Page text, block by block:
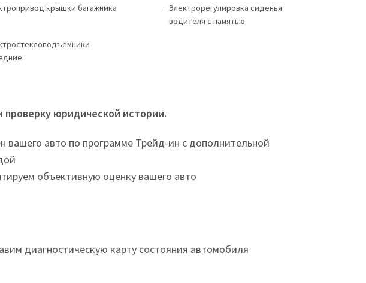
крышки багажника
Электрорегулировка сиденья
водителя с памятью
юридической истории.
вашего авто по программе Трейд-ин с дополнительной
объективную оценку вашего авто
диагностическую карту состояния автомобиля